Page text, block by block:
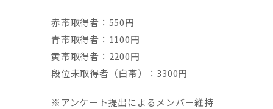
赤帯取得者：550円
青帯取得者：1100円
黄帯取得者：2200円
段位未取得者（白帯）：3300円
※アンケート提出によるメンバー維持